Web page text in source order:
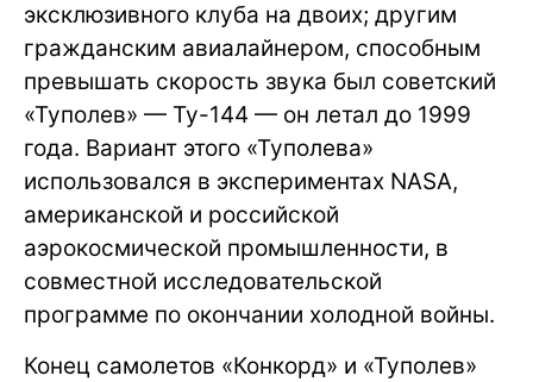
эксклюзивного клуба на двоих; другим
гражданским авиалайнером, способным
превышать скорость звука был советский
«Туполев» — Ту-144 — он летал до 1999
года. Вариант этого «Туполева»
использовался в экспериментах NASA,
американской и российской
аэрокосмической промышленности, в
совместной исследовательской
программе по окончании холодной войны.
Конец самолетов «Конкорд» и «Туполев»